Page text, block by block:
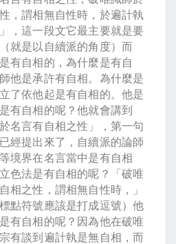
，謂相無自性時，於遍計執
，這一段文它最主要就是要
就是以自續派的角度）而
有自相的，為什麼是有自
他是承許有自相。為什麼是
了依他起是有自相的。他是
有自相的呢？他就會講到
名言有自相之性」，第一句
經提出來了，自續派的論師
境界在名言當中是有自相
色法是有自相的呢？「破唯
相之性，謂相無自性時，」
點符號應該是打成逗號）他
有自相的呢？因為他在破唯
有談到遍計執是無自相，而